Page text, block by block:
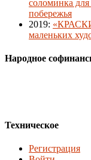
соломинка
побережья
2019:
маленьких
Народное
Техническое
Регистрация